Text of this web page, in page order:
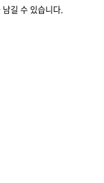
길 수 있습니다.